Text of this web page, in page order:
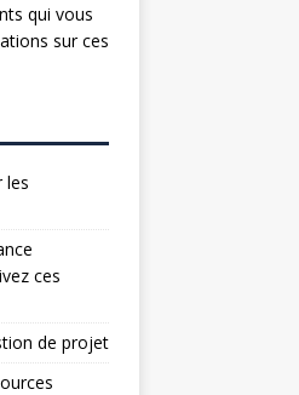
qui vous
sur ces
les
ces
de projet